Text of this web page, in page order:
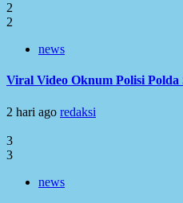
2
2
news
Viral Video Oknum Polisi
2 hari ago redaksi
3
3
news